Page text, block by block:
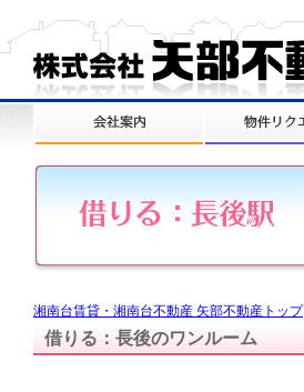
湘南台賃貸・湘南台不動産 矢部不動産トップ
借りる：長後のワンルーム